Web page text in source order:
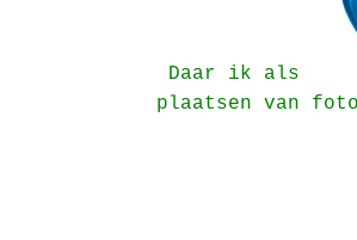
Daar ik als
plaatsen van